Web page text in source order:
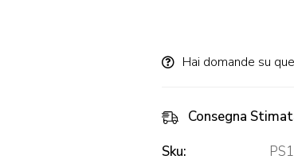
Hai domande su
Consegna
Sku: